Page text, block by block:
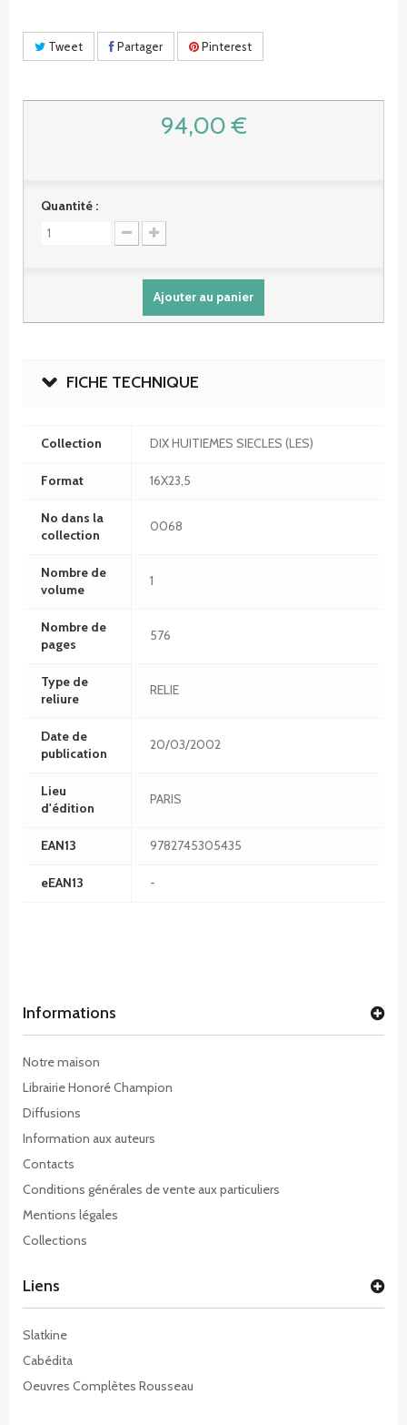
Tweet Partager Pinterest
94,00 €
Quantité :
Ajouter au panier
FICHE TECHNIQUE
Collection DIX HUITIEMES SIECLES (LES)
Format 16X23,5
No dans la
collection
0068
Nombre de
volume
1
Nombre de
pages
576
Type de
reliure
RELIE
Date de
publication
20/03/2002
Lieu
d'édition
PARIS
EAN13 9782745305435
eEAN13 -
Informations
Notre maison
Librairie Honoré Champion
Diffusions
Information aux auteurs
Contacts
Conditions générales de vente aux particuliers
Mentions légales
Collections
Liens
Slatkine
Cabédita
Oeuvres Complètes Rousseau